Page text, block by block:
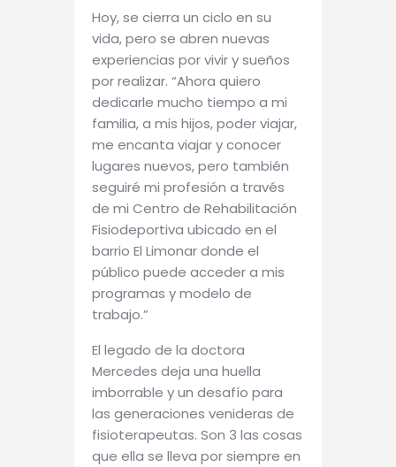
Hoy, se cierra un ciclo en su
vida, pero se abren nuevas
experiencias por vivir y sueños
por realizar. “Ahora quiero
dedicarle mucho tiempo a mi
familia, a mis hijos, poder viajar,
me encanta viajar y conocer
lugares nuevos, pero también
seguiré mi profesión a través
de mi Centro de Rehabilitación
Fisiodeportiva ubicado en el
barrio El Limonar donde el
público puede acceder a mis
programas y modelo de
trabajo.”
El legado de la doctora
Mercedes deja una huella
imborrable y un desafío para
las generaciones venideras de
fisioterapeutas. Son 3 las cosas
que ella se lleva por siempre en